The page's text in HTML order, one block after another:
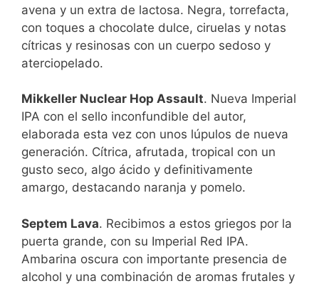
avena y un extra de lactosa. Negra, torrefacta,
con toques a chocolate dulce, ciruelas y notas
cítricas y resinosas con un cuerpo sedoso y
aterciopelado.
Mikkeller Nuclear Hop Assault. Nueva Imperial
IPA con el sello inconfundible del autor,
elaborada esta vez con unos lúpulos de nueva
generación. Cítrica, afrutada, tropical con un
gusto seco, algo ácido y definitivamente
amargo, destacando naranja y pomelo.
Septem Lava. Recibimos a estos griegos por la
puerta grande, con su Imperial Red IPA.
Ambarina oscura con importante presencia de
alcohol y una combinación de aromas frutales y